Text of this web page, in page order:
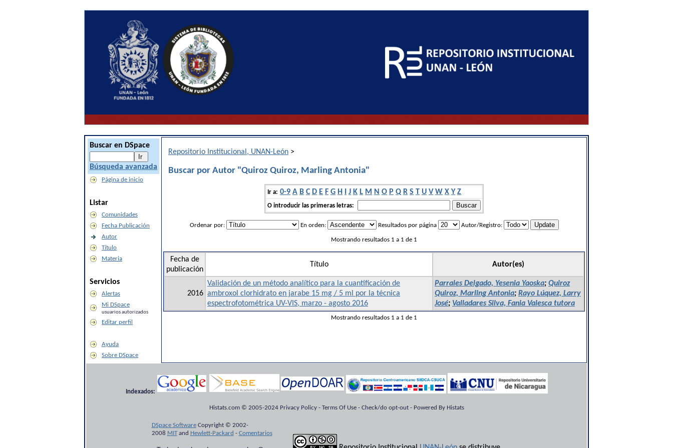
Buscar en DSpace
Búsqueda avanzada
Página de inicio
Listar
Comunidades
Fecha Publicación
Autor
Título
Materia
Servicios
Alertas
Mi DSpace
usuarios autorizados
Editar perfil
Ayuda
Sobre DSpace
Repositorio Institucional, UNAN-León >
Buscar por Autor "Quiroz Quiroz, Marling Antonia"
Ir a: 0-9 A B C D E F G H I J K L M N O P Q R S T U V W X Y Z
O introducir las primeras letras:
Ordenar por: En orden: Resultados por página Autor/Registro:
Mostrando resultados 1 a 1 de 1
Fecha de
publicación
Título Autor(es)
2016
Validación de un método analítico para la cuantificación de
ambroxol clorhidrato en jarabe 15 mg / 5 ml por la técnica
espectrofotométrica UV-VIS, marzo - agosto 2016
Parrales Delgado, Yesenia Yaoska; Quiroz
Quiroz, Marling Antonia; Rayo Lúquez, Larry
José; Valladares Silva, Fania Valesca tutora
Mostrando resultados 1 a 1 de 1
Indexados:
Histats.com © 2005-2024 Privacy Policy - Terms Of Use - Check/do opt-out - Powered By Histats
DSpace SoftwareCopyright © 2002-
2008 MITand Hewlett-Packard - Comentarios